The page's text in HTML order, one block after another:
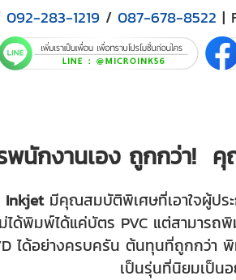
092-283-1219 / 087-678-8522 |
นักงานเอง ถูกกว่า! คุ
Inkjet มีคุณสมบัติพิเศษที่เอาใจผู้ปร
ม่ได้พิมพ์ได้แค่บัตร PVC แต่สามา
ด้อย่างครบครัน ต้นทุนที่ถูกกว่า พิ
เป็นรุ่นที่นิยมเป็น